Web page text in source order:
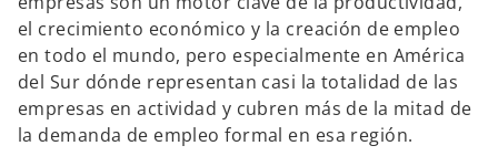
el crecimiento económico y la creación de empleo
en todo el mundo, pero especialmente en América
del Sur dónde representan casi la totalidad de las
empresas en actividad y cubren más de la mitad de
la demanda de empleo formal en esa región.